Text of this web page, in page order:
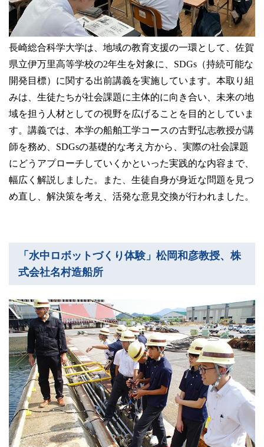
長崎総合科学大学は、地域の教育支援の一環として、佐賀
県立伊万里高等学校の2年生を対象に、SDGs（持続可能な
開発目標）に関する出前講義を実施しています。本取り組
みは、生徒たちが社会課題に主体的に向き合い、未来の地
域を担う人材としての視野を広げることを目的としていま
す。講義では、本学の船舶工学コースの古野弘志教授が講
師を務め、SDGsの基礎的な考え方から、実際の社会課題
にどうアプローチしていくかといった実践的な内容まで、
幅広く解説しました。また、生徒自身が身近な問題を見つ
め直し、解決策を考え、活発な意見交換が行われました。
「水中ロボットづくり体験」松岡和彦教授、株
式会社名村造船所